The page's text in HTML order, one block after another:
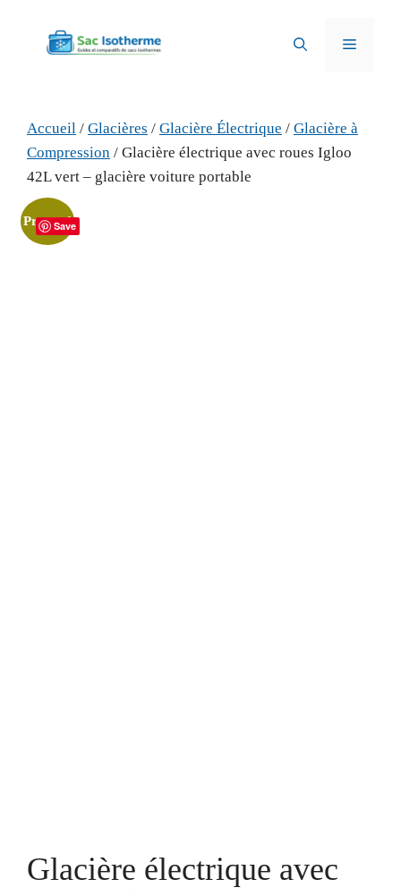
contenu
Menu
Accueil / Glacières / Glacière Électrique / Glacière à
Compression / Glacière électrique avec roues Igloo
42L vert – glacière voiture portable
Promo !
Save
Glacière électrique avec